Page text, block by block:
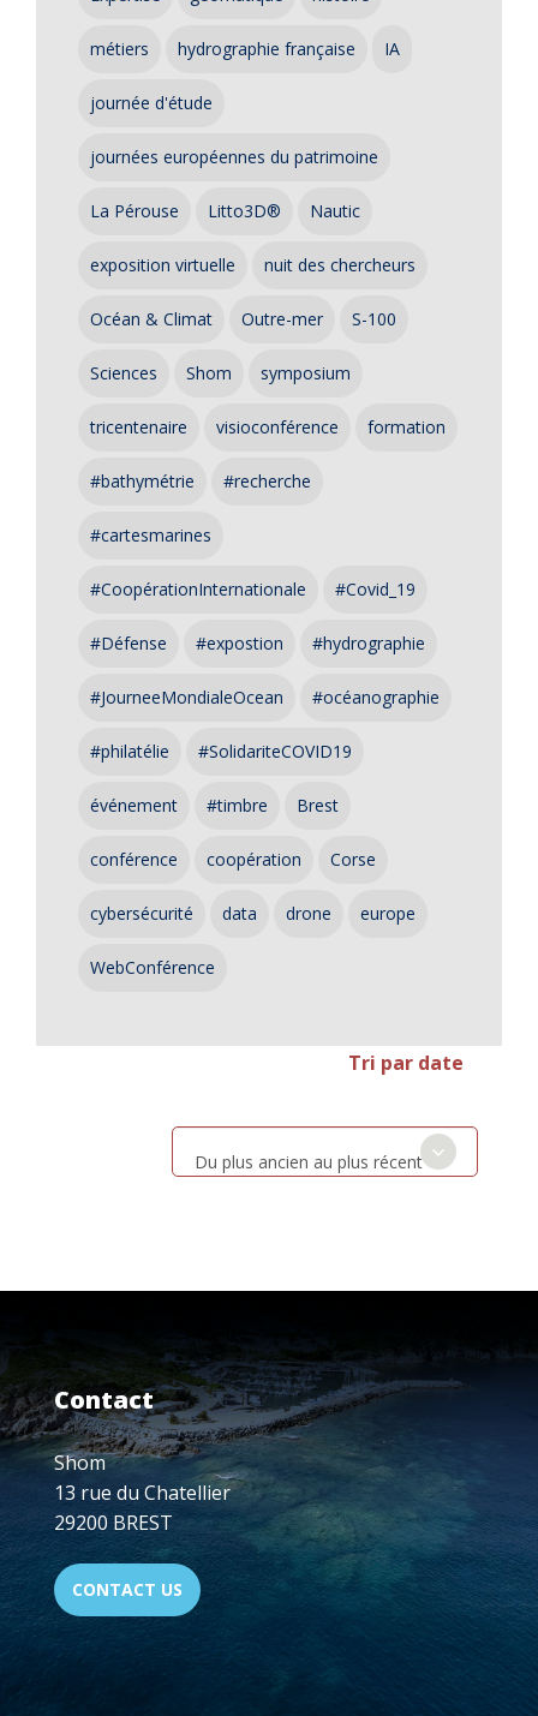
métiers hydrographie française IA
journée d'étude
journées européennes du patrimoine
La Pérouse Litto3D® Nautic
exposition virtuelle nuit des chercheurs
Océan & Climat Outre-mer S-100
Sciences Shom symposium
tricentenaire visioconférence formation
#bathymétrie #recherche
#cartesmarines
#CoopérationInternationale #Covid_19
#Défense #expostion #hydrographie
#JourneeMondialeOcean #océanographie
#philatélie #SolidariteCOVID19
événement #timbre Brest
conférence coopération Corse
cybersécurité data drone europe
WebConférence
Tri par date
Du plus ancien au plus récent
Contact
Shom
13 rue du Chatellier
29200 BREST
CONTACT US